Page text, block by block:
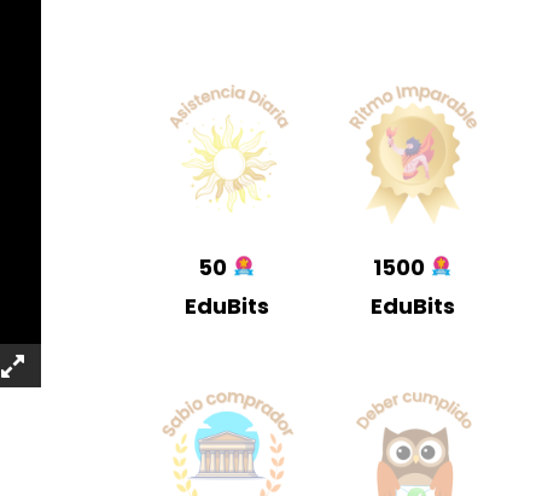
50
EduBits
1500
EduBits